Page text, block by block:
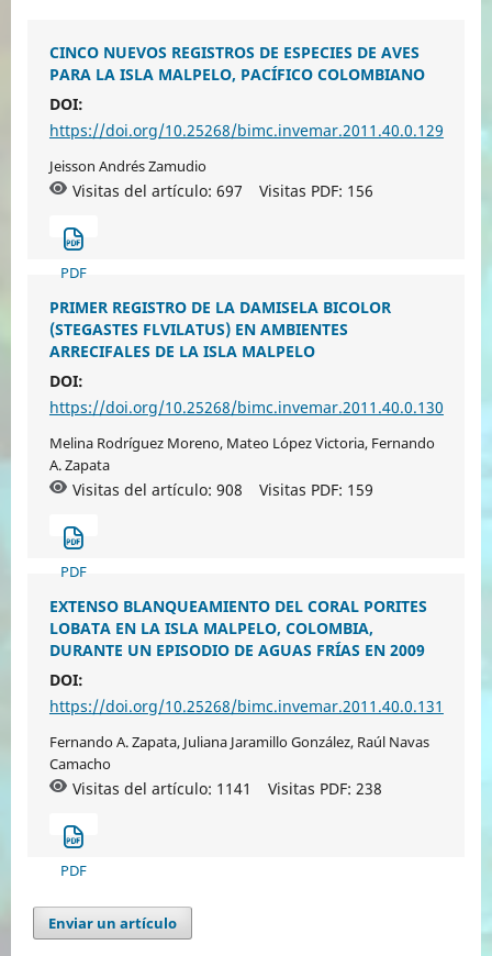
CINCO NUEVOS REGISTROS DE ESPECIES DE AVES
PARA LA ISLA MALPELO, PACÍFICO COLOMBIANO
DOI:
https://doi.org/10.25268/bimc.invemar.2011.40.0.129
Jeisson Andrés Zamudio
Visitas del artículo: 697 Visitas PDF: 156
PDF
PRIMER REGISTRO DE LA DAMISELA BICOLOR
(STEGASTES FLVILATUS) EN AMBIENTES
ARRECIFALES DE LA ISLA MALPELO
DOI:
https://doi.org/10.25268/bimc.invemar.2011.40.0.130
Melina Rodríguez Moreno, Mateo López Victoria, Fernando
A. Zapata
Visitas del artículo: 908 Visitas PDF: 159
PDF
EXTENSO BLANQUEAMIENTO DEL CORAL PORITES
LOBATA EN LA ISLA MALPELO, COLOMBIA,
DURANTE UN EPISODIO DE AGUAS FRÍAS EN 2009
DOI:
https://doi.org/10.25268/bimc.invemar.2011.40.0.131
Fernando A. Zapata, Juliana Jaramillo González, Raúl Navas
Camacho
Visitas del artículo: 1141 Visitas PDF: 238
PDF
Enviar un artículo